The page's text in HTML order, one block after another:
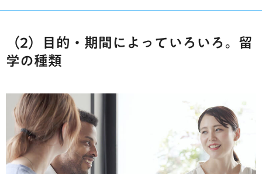
（2）目的・期間によっていろいろ。留
学の種類